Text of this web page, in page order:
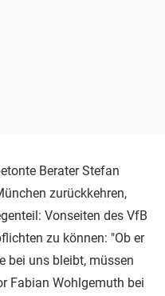
Berater Stefan
zurückkehren,
Vonseiten des VfB
zu können: "Ob er
bei uns bleibt, müssen
Fabian Wohlgemuth bei